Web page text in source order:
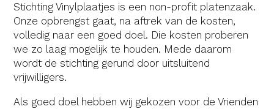
Stichting Vinylplaatjes is een non-profit platenzaak.
Onze opbrengst gaat, na aftrek van de kosten,
volledig naar een goed doel. Die kosten proberen
we zo laag mogelijk te houden. Mede daarom
wordt de stichting gerund door uitsluitend
vrijwilligers.
Als goed doel hebben wij gekozen voor de Vrienden